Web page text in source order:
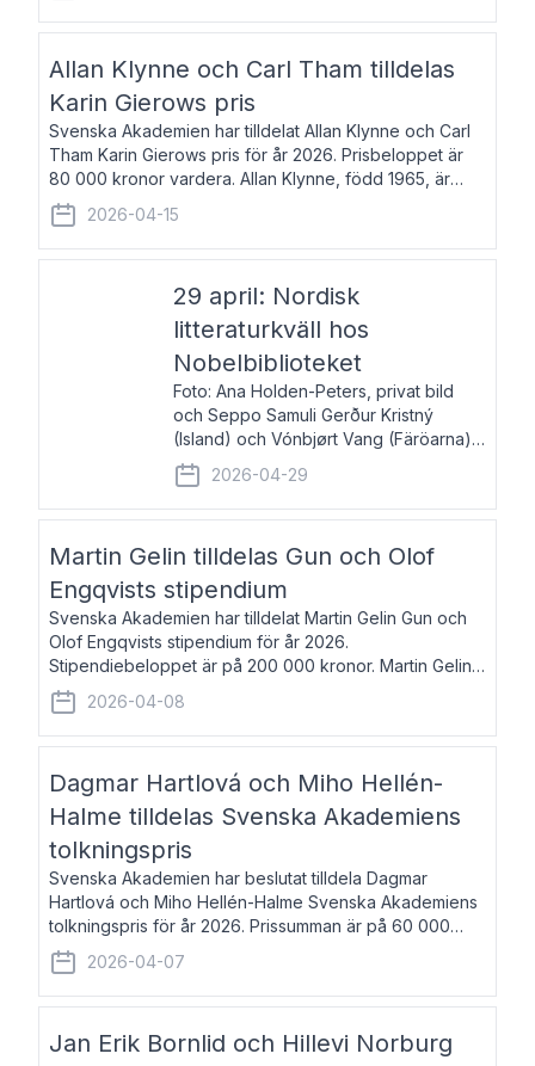
Allan Klynne och Carl Tham tilldelas
Karin Gierows pris
Svenska Akademien har tilldelat Allan Klynne och Carl
Tham Karin Gierows pris för år 2026. Prisbeloppet är
80 000 kronor vardera. Allan Klynne, född 1965, är
arkeolog, författare, översättare och fil.dr i antikens
kultur och samhällsliv. Ut
2026-04-15
29 april: Nordisk
litteraturkväll hos
Nobelbiblioteket
Foto: Ana Holden-Peters, privat bild
och Seppo Samuli Gerður Kristný
(Island) och Vónbjørt Vang (Färöarna)
läser ur sina verk och samtalar med
John Swedenmark. De läser upp på
färöiska, isländska och svenska och
2026-04-29
Martin Gelin tilldelas Gun och Olof
Engqvists stipendium
Svenska Akademien har tilldelat Martin Gelin Gun och
Olof Engqvists stipendium för år 2026.
Stipendiebeloppet är på 200 000 kronor. Martin Gelin,
född 1978, är journalist och författare. Han lever
numera i Paris men var under många år bosat
2026-04-08
Dagmar Hartlová och Miho Hellén-
Halme tilldelas Svenska Akademiens
tolkningspris
Svenska Akademien har beslutat tilldela Dagmar
Hartlová och Miho Hellén-Halme Svenska Akademiens
tolkningspris för år 2026. Prissumman är på 60 000
kronor var. Dagmar Hartlová, född 1951, översätter
huvudsakligen från svenska till tjeckiska
2026-04-07
Jan Erik Bornlid och Hillevi Norburg